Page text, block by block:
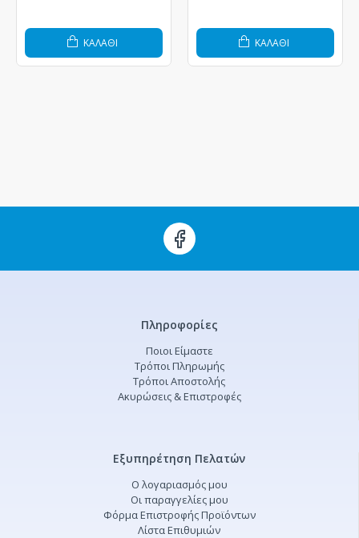
ΚΑΛΆΘΙ ΚΑΛΆΘΙ
Πληροφορίες
Ποιοι Είμαστε
Τρόποι Πληρωμής
Τρόποι Αποστολής
Ακυρώσεις & Επιστροφές
Εξυπηρέτηση Πελατών
Ο λογαριασμός μου
Οι παραγγελίες μου
Φόρμα Επιστροφής Προϊόντων
Λίστα Επιθυμιών